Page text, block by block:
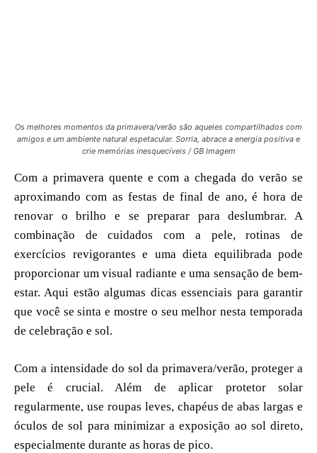
Os melhores momentos da primavera/verão são aqueles compartilhados com
amigos e um ambiente natural espetacular. Sorria, abrace a energia positiva e
crie memórias inesquecíveis / GB Imagem
Com a primavera quente e com a chegada do verão se
aproximando com as festas de final de ano, é hora de
renovar o brilho e se preparar para deslumbrar. A
combinação de cuidados com a pele, rotinas de
exercícios revigorantes e uma dieta equilibrada pode
proporcionar um visual radiante e uma sensação de bem-
estar. Aqui estão algumas dicas essenciais para garantir
que você se sinta e mostre o seu melhor nesta temporada
de celebração e sol.
Com a intensidade do sol da primavera/verão, proteger a
pele é crucial. Além de aplicar protetor solar
regularmente, use roupas leves, chapéus de abas largas e
óculos de sol para minimizar a exposição ao sol direto,
especialmente durante as horas de pico.